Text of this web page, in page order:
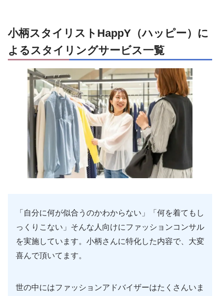
小柄スタイリストHappY（ハッピー）に
よるスタイリングサービス一覧
「自分に何が似合うのかわからない」「何を着てもし
っくりこない」そんな人向けにファッションコンサル
を実施しています。小柄さんに特化した内容で、大変
喜んで頂いてます。
世の中にはファッションアドバイザーはたくさんいま